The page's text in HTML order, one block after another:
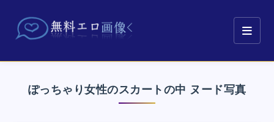
ぽっちゃり女性のスカートの中 ヌード写真